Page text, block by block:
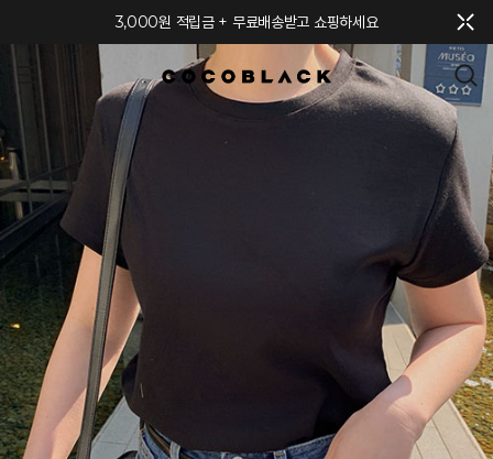
3,000원 적립금 + 무료배송받고 쇼핑하세요